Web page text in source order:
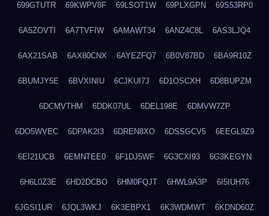
699GTUTR 69KWPV8F 69LSOT1W 69PLXGPN 69S53RP0
6A5ZOVTI 6A7TVFIW 6AMAWT34 6ANZ4C8L 6AS3LJQ4
6AX21SAB 6AX80CNX 6AYEZFQ7 6B0V87BD 6BA9R10Z
6BUMJY5E 6BVXINIU 6CJKUI7J 6D1OSCXH 6D8BUPZM
6DCMVTHM 6DDK07UL 6DEL198E 6DMVW7ZP
6DO5WVEC 6DPAK2I3 6DREN8XO 6DSSGCV5 6EEGL9Z9
6EI21UCB 6EMNTEE0 6F1DJ5WF 6G3CXI93 6G3KEGYN
6H6L0Z3E 6HD2DCBO 6HM0FQJT 6HWL9A3P 6I5IUH76
6JGSI1UR 6JQL3WKJ 6K3EBPX1 6K3WDMWT 6KDND60Z